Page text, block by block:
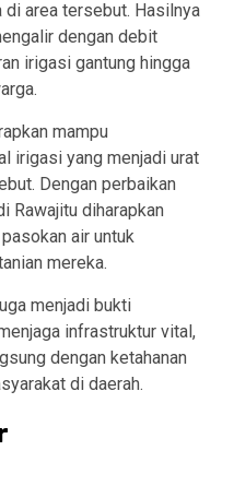
area tersebut. Hasilnya
dengan debit
irigasi gantung hingga
mampu
irigasi yang menjadi urat
Dengan perbaikan
Rawajitu diharapkan
air untuk
mereka.
menjadi bukti
infrastruktur vital,
dengan ketahanan
di daerah.